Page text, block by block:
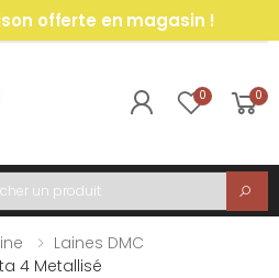
offerte en magasin !
0 0
menu
Laines DMC
4 Metallisé